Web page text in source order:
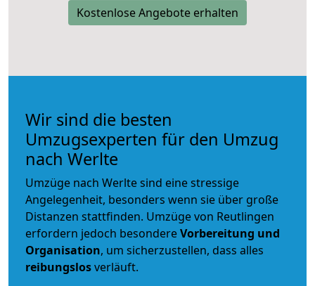
Kostenlose Angebote erhalten
Wir sind die besten
Umzugsexperten für den Umzug
nach Werlte
Umzüge nach Werlte sind eine stressige
Angelegenheit, besonders wenn sie über große
Distanzen stattfinden. Umzüge von Reutlingen
erfordern jedoch besondereVorbereitung und
Organisation, um sicherzustellen, dass alles
reibungslosverläuft.